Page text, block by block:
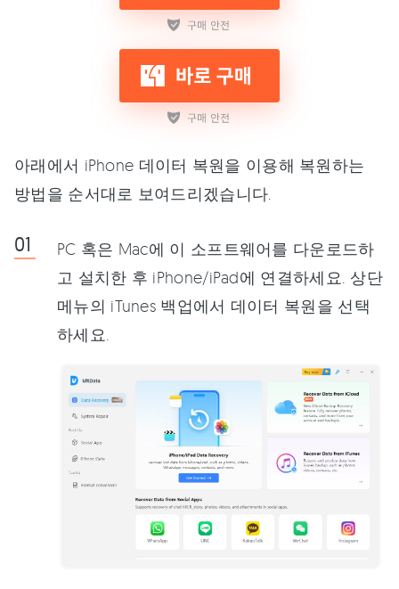
아래에서 iPhone 데이터 복원을 이용해 복원하는
방법을 순서대로 보여드리겠습니다.
PC 혹은 Mac에 이 소프트웨어를 다운로드하
고 설치한 후 iPhone/iPad에 연결하세요. 상단
메뉴의 iTunes 백업에서 데이터 복원을 선택
하세요.